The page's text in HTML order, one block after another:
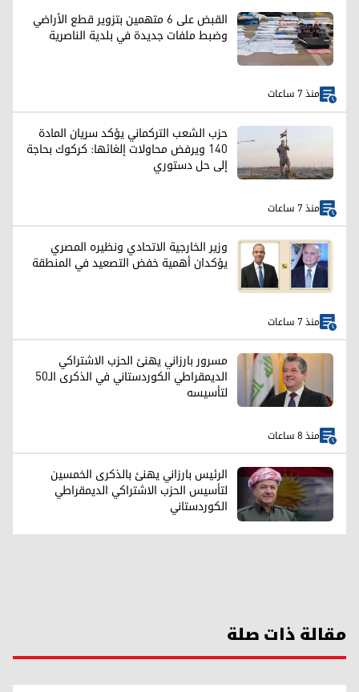
القبض على 6 متهمين بتزوير قطع الأراضي
وضبط ملفات جديدة في بلدية الناصرية
منذ 7 ساعات
حزب الشعب التركماني يؤكد سريان المادة
140 ويرفض محاولات إلغائها: كركوك بحاجة
إلى حل دستوري
منذ 7 ساعات
وزير الخارجية الاتحادي ونظيره المصري
يؤكدان أهمية خفض التصعيد في المنطقة
منذ 7 ساعات
مسرور بارزاني يهنئ الحزب الاشتراكي
الديمقراطي الكوردستاني في الذكرى الـ50
لتأسيسه
منذ 8 ساعات
الرئيس بارزاني يهنئ بالذكرى الخمسين
لتأسيس الحزب الاشتراکي الديمقراطي
الكوردستاني
مقالة ذات صلة